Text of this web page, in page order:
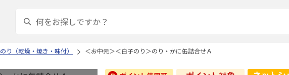
のり（乾燥・焼き・味付） ＜お中元＞＜白子のり＞のり・かに缶詰合せＡ